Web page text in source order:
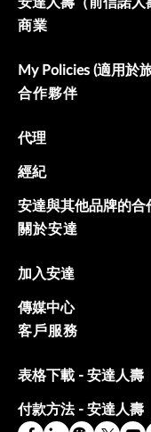
商業
My Policies (適用於
合作夥伴
代理
經紀
安達與其他品牌的合
關於安達
加入安達
傳媒中心
客戶服務
表格下載 - 安達人壽
付款方法 - 安達人壽